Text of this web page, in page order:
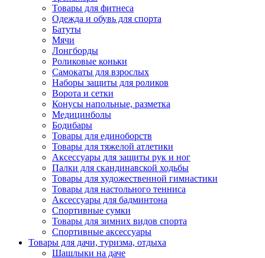
Товары для фитнеса
Одежда и обувь для спорта
Батуты
Мячи
Лонгборды
Роликовые коньки
Самокаты для взрослых
Наборы защиты для роликов
Ворота и сетки
Конусы напольные, разметка
Медицинболы
Бодибары
Товары для единоборств
Товары для тяжелой атлетики
Аксессуары для защиты рук и ног
Палки для скандинавской ходьбы
Товары для художественной гимнастики
Товары для настольного тенниса
Аксессуары для бадминтона
Спортивные сумки
Товары для зимних видов спорта
Спортивные аксессуары
Товары для дачи, туризма, отдыха
Шашлыки на даче